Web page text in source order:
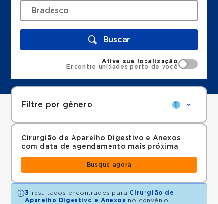
Buscar
Ative sua localização
Encontre unidades perto de você
Filtre por gênero 1
Cirurgião de Aparelho Digestivo e Anexos
com data de agendamento mais próxima
Busque agora
3 resultados encontrados para Cirurgião de
Aparelho Digestivo e Anexos no convênio